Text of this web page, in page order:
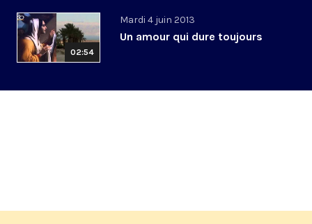
02:54
Mardi 4 juin 2013
Un amour qui dure toujours